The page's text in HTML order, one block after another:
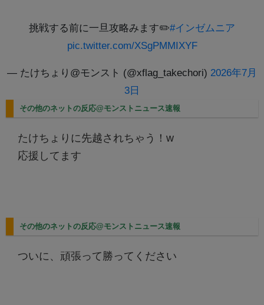
挑戦する前に一旦攻略みます✏️#インゼムニア
pic.twitter.com/XSgPMMIXYF
— たけちょり@モンスト (@xflag_takechori) 2026年7月
3日
その他のネットの反応@モンストニュース速報
たけちょりに先越されちゃう！w
応援してます
その他のネットの反応@モンストニュース速報
ついに、頑張って勝ってください